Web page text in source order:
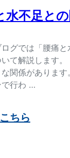
水不足と
グでは「腰痛
いて解説します
関係がありま
で行わ …
ちら